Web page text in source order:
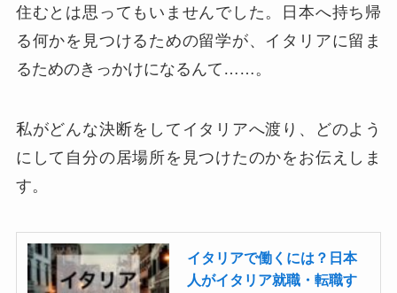
住むとは思ってもいませんでした。日本へ持ち帰
る何かを見つけるための留学が、イタリアに留ま
るためのきっかけになるんて……。
私がどんな決断をしてイタリアへ渡り、どのよう
にして自分の居場所を見つけたのかをお伝えしま
す。
イタリアで働くには？日本
人がイタリア就職・転職す